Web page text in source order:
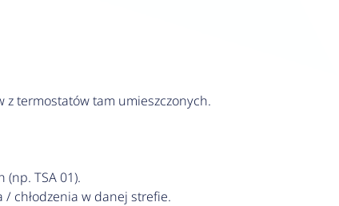
termostatów tam umieszczonych.
TSA 01).
chłodzenia w danej strefie.